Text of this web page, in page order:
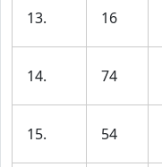
13. 16
14. 74
15. 54